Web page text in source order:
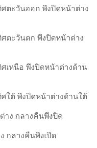
ตะวันออก พึงปิดหน้าต่าง
ตะวันตก พึงปิดหน้าต่าง
เหนือ พึงปิดหน้าต่างด้าน
ใต้ พึงปิดหน้าต่างด้านใต้
าง กลางคืนพึงปิด
กลางคืนพึงเปิด